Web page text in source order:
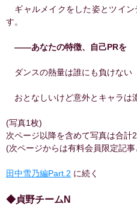
ギャルメイクをした姿とツイン
す。
――あなたの特徴、自己PRを
ダンスの熱量は誰にも負けない
おとなしいけど意外とキャラは
(写真1枚)
次ページ以降を含めて写真は合計
(次ページからは有料会員限定記
田中雪乃編Part.2 に続く
◆貞野チームN